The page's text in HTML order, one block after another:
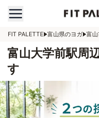
FIT PALETTE 富山県のヨガ 富
富山大学前駅周
す